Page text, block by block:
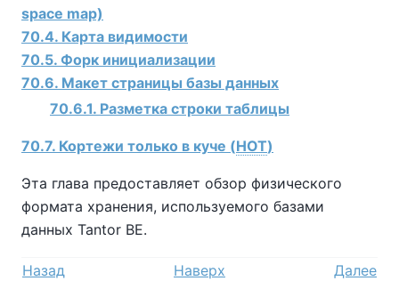
space map)
70.4. Карта видимости
70.5. Форк инициализации
70.6. Макет страницы базы данных
70.6.1. Разметка строки таблицы
70.7. Кортежи только в куче (HOT)
Эта глава предоставляет обзор физического
формата хранения, используемого базами
данных Tantor BE.
Назад Наверх Далее